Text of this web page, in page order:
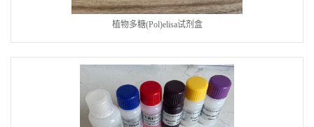
植物多糖(Pol)elisa试剂盒